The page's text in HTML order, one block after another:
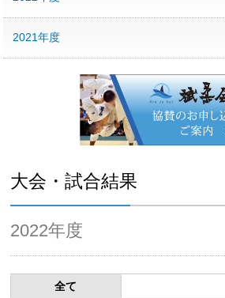
2021年度
大会・試合結果
2022年度
全て